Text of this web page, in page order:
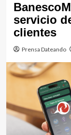
servicio
clientes
Prensa Dateando